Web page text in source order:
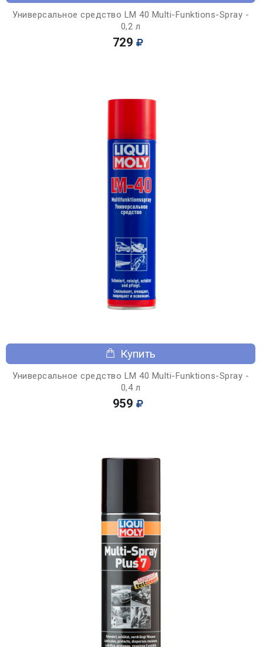
Универсальное средство LM 40 Multi-Funktions-Spray -
0,2 л
729
Купить
Универсальное средство LM 40 Multi-Funktions-Spray -
0,4 л
959